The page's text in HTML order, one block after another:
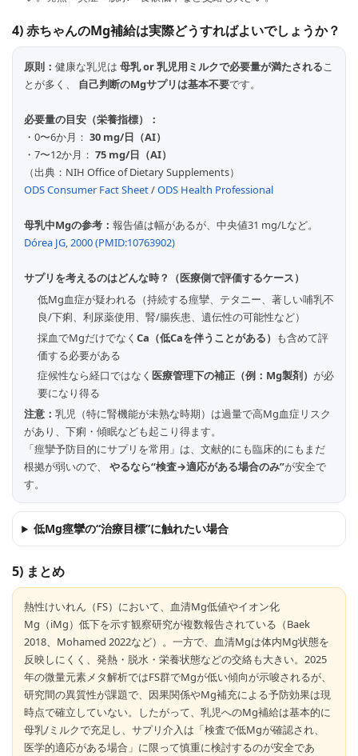
4) 赤ちゃんのMg補給は実際どうすればよいでしょうか？
原則： 健康な乳児は 母乳 or 乳児用ミルクで必要量が満たされるこ
とが多く、 自己判断のMgサプリは基本不要です。
必要量の目安（栄養指標）：
・0〜6か月： 30 mg/日（AI）
・7〜12か月： 75 mg/日（AI）
（出典：NIH Office of Dietary Supplements）
ODS Consumer Fact Sheet/ODS Health Professional
母乳中Mgの参考： 報告値は幅があるが、中央値31 mg/Lなど。
Dórea JG, 2000 (PMID:10763902)
サプリを考えるのはどんな時？（医療側で評価するケース）
低Mg血症が疑われる（持続する痙攣、テタニー、著しい哺乳不
良/下痢、利尿薬使用、腎/腸疾患、遺伝性の可能性など）
採血でMgだけでなく Ca（低Caを伴うことがある） も含めて評
価する必要がある
症候性なら経口ではなく 医療管理下の補正（例：Mg製剤） が必
要になり得る
注意： 乳児（特に腎機能が未熟な時期）は過量で高Mg血症リスク
があり、下痢・傾眠なども起こり得ます。
「痙攣予防目的にサプリを常用」は、文献的にも臨床的にもまだ
根拠が弱いので、 やるなら“検査→適応がある場合のみ”が安全で
す。
低Mg痙攣の“治療目標”に触れたい場合
5) まとめ
熱性けいれん（FS）において、血清Mg低値やイオン化
Mg（iMg）低下を示す観察研究が複数報告されている（Baek
2018、Mohamed 2022など）。一方で、血清Mgは体内Mg状態を
反映しにくく、発熱・脱水・栄養状態などの交絡も大きい。2025
年の微量元素メタ解析ではFS群でMgが低い傾向が示唆されるが、
研究間の異質性が課題で、因果関係やMg補充による予防効果は現
時点で確立していない。したがって、乳児へのMg補給は基本的に
母乳/ミルクで充足し、サプリ介入は「検査で低Mgが確認され、
医学的適応がある場合」に限って慎重に検討するのが安全であ